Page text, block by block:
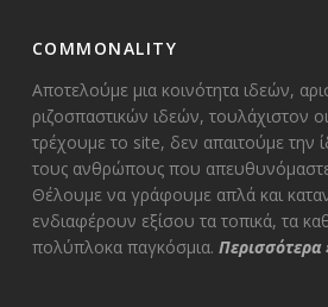
COMMONALITY
Αποτελούμε μια κοινότητα ιδεών,
ριζοσπαστικών ιδεών, τουλάχιστον
τρέχουμε το site, δεν απαιτούμε την
τους ανθρώπους που απευθυνόμαστε
Θέλουμε να γράφουμε απλά και
ενδιαφέρουν εξίσου τα τοπικά, τα
πολύπλοκα παγκόσμια. Περισσότερα